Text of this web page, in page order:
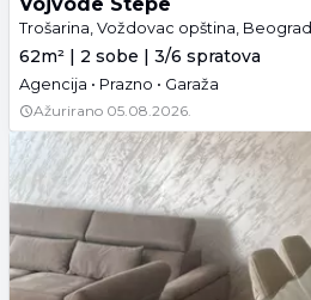
Trošarina, Voždovac opština, Beograd
62m² | 2 sobe | 3/6 spratova
Agencija • Prazno • Garaža
Ažurirano 05.08.2026.